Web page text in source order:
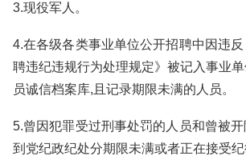
3.现役军人。
4.在各级各类事业单位公开招聘中因违
聘违纪违规行为处理规定》被记入事业
员诚信档案库,且记录期限未满的人员。
5.曾因犯罪受过刑事处罚的人员和曾被
到党纪政纪处分期限未满或者正在接受